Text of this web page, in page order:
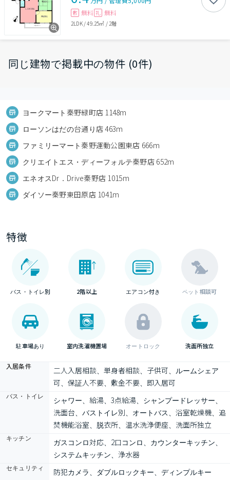
敷 無料 礼 無料
2LDK/49.25㎡ / 2階
同じ建物で掲載中の物件 (0件)
ヨークマート秦野緑町店 1148m
ローソンはだの台通り店 463m
ファミリーマート秦野運動公園東店 666m
クリエイトエス・ディーフォルテ秦野店 652m
エネオスDr．Drive秦野店 1015m
ダイソー秦野東田原店 1041m
特徴
バス・トイレ別 2階以上 エアコン付き ペット相談可
駐車場あり 室内洗濯機置場 オートロック 洗面所独立
入居条件
二人入居相談、単身者相談、子供可、ルームシェア
可、保証人不要、敷金不要、即入居可
バス・トイレ
シャワー、給湯、3点給湯、シャンプードレッサー、
洗面台、バストイレ別、オートバス、浴室乾燥機、追
焚機能浴室、脱衣所、温水洗浄便座、洗面所独立
キッチン
ガスコンロ対応、2口コンロ、カウンターキッチン、
システムキッチン、浄水器
セキュリティ 防犯カメラ、ダブルロックキー、ディンプルキー